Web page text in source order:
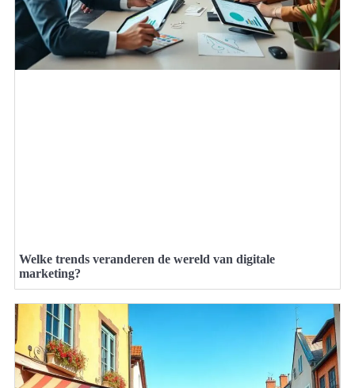
Welke trends veranderen de wereld van digitale
marketing?